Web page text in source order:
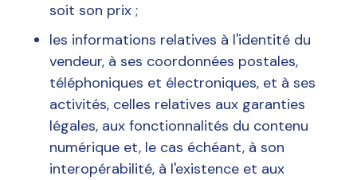
soit son prix ;
les informations relatives à l'identité du
vendeur, à ses coordonnées postales,
téléphoniques et électroniques, et à ses
activités, celles relatives aux garanties
légales, aux fonctionnalités du contenu
numérique et, le cas échéant, à son
interopérabilité, à l'existence et aux